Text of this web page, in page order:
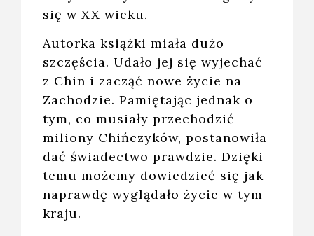
się w XX wieku.
Autorka książki miała dużo
szczęścia. Udało jej się wyjechać
z Chin i zacząć nowe życie na
Zachodzie. Pamiętając jednak o
tym, co musiały przechodzić
miliony Chińczyków, postanowiła
dać świadectwo prawdzie. Dzięki
temu możemy dowiedzieć się jak
naprawdę wyglądało życie w tym
kraju.